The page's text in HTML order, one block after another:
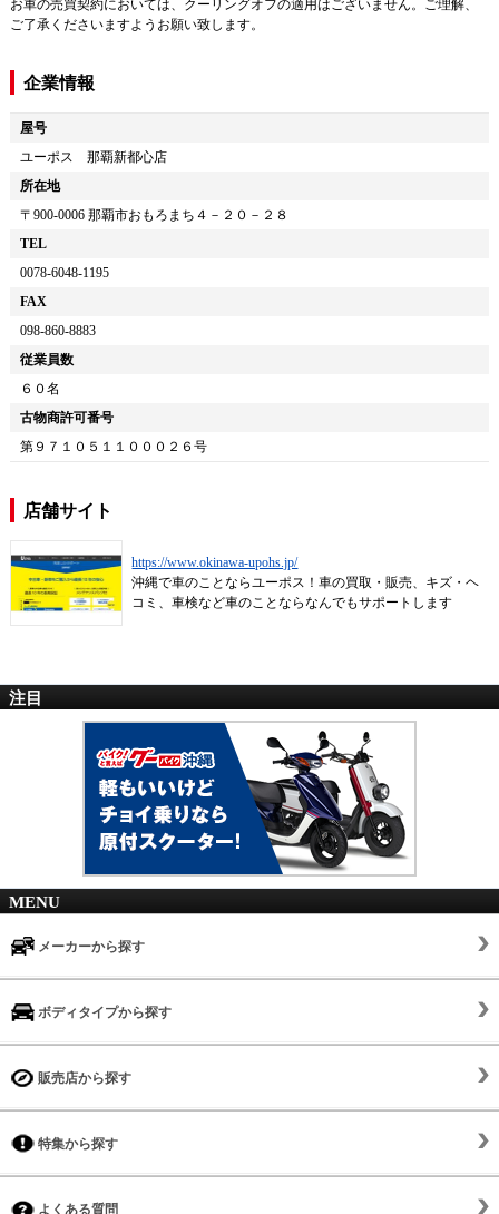
お車の売買契約においては、クーリングオフの適用はございません。ご理解、
ご了承くださいますようお願い致します。
企業情報
屋号
ユーポス 那覇新都心店
所在地
〒 900-0006 那覇市おもろまち４－２０－２８
TEL
0078-6048-1195
FAX
098-860-8883
従業員数
６０名
古物商許可番号
第９７１０５１１０００２６号
店舗サイト
https://www.okinawa-upohs.jp/
沖縄で車のことならユーポス！車の買取・販売、キズ・ヘ
コミ、車検など車のことならなんでもサポートします
注目
MENU
メーカーから探す
ボディタイプから探す
販売店から探す
特集から探す
よくある質問